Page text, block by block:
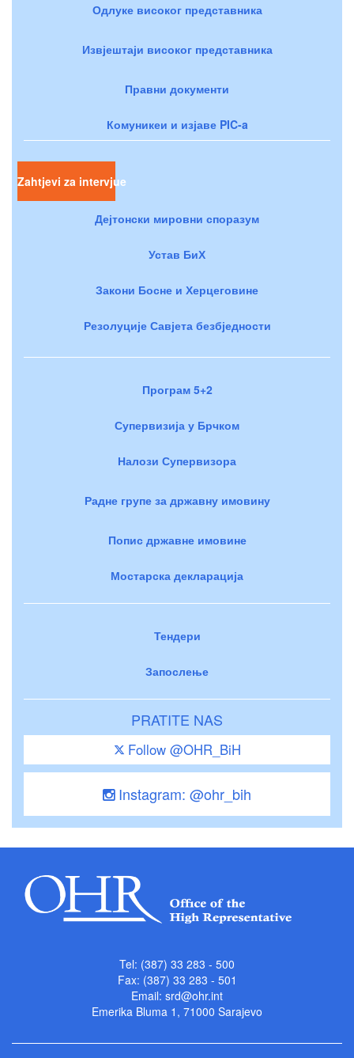
Одлуке високог представника
Извјештаји високог представника
Правни документи
Комуникеи и изјаве PIC-a
Zahtjevi za intervjue
Дејтонски мировни споразум
Устав БиХ
Закони Босне и Херцеговине
Резолуције Савјета безбједности
Програм 5+2
Супервизија у Брчком
Налози Супервизора
Радне групе за државну имовину
Попис државне имовине
Мостарска декларација
Тендери
Запослење
PRATITE NAS
Follow @OHR_BiH
Instagram: @ohr_bih
Tel: (387) 33 283 - 500
Fax: (387) 33 283 - 501
Email: srd@ohr.int
Emerika Bluma 1, 71000 Sarajevo